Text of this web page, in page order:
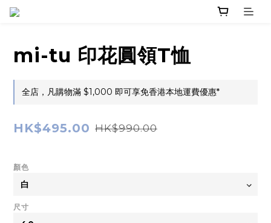
mi-tu 印花圓領T恤
全店，凡購物滿 $1,000 即可享免香港本地運費優惠*
HK$495.00 HK$990.00
顏色
尺寸